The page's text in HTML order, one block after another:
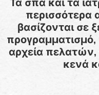
Τα σπα και τα
περισσότερα
βασίζονται σε
αρχεία πελατών,
κενά